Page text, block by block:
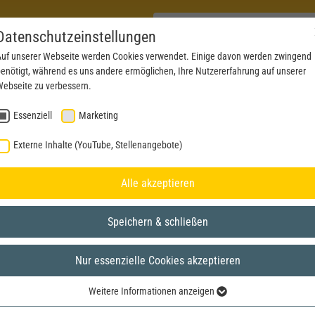
PRODUCTS NEWS SERVICE
unserer Webseite werden Cookies verwendet. Einige davon werden zwingend
während es uns andere ermöglichen, Ihre Nutzererfahrung auf unserer
zu verbessern.
Essenziell Marketing
Externe Inhalte (YouTube, Stellenangebote)
Alle akzeptieren
Speichern & schließen
Nur essenzielle Cookies akzeptieren
Weitere Informationen anzeigen